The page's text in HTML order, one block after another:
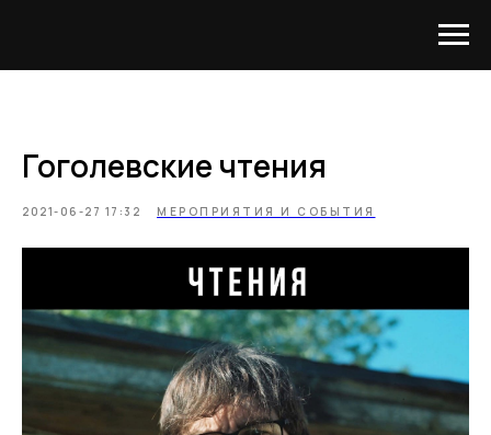
Гоголевские чтения
2021-06-27 17:32 МЕРОПРИЯТИЯ И СОБЫТИЯ